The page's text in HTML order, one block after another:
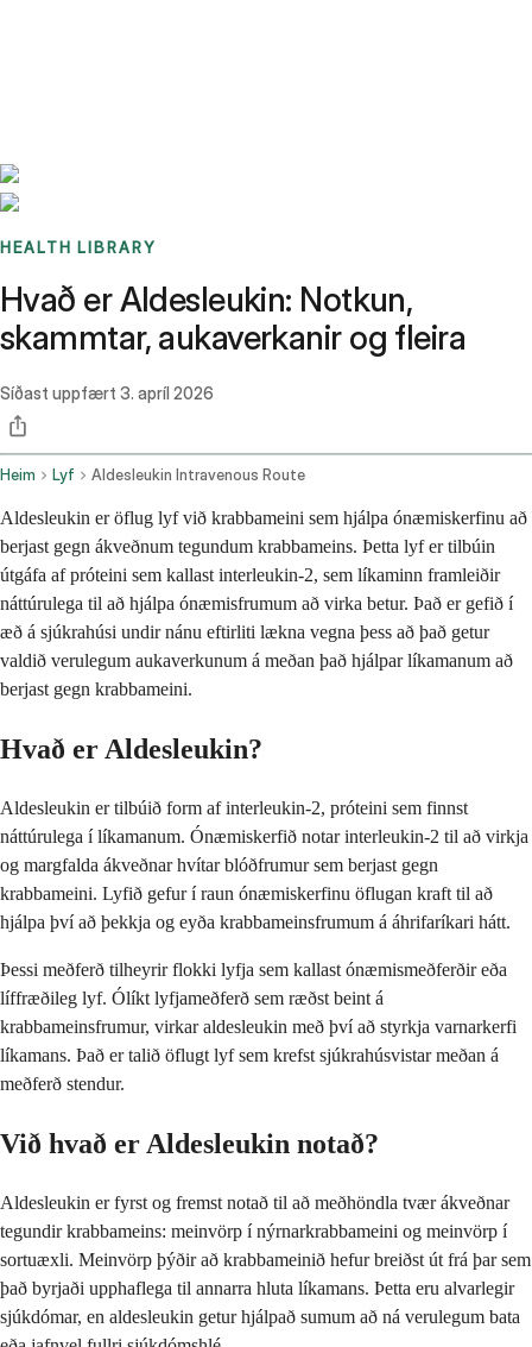
HEALTH LIBRARY
Hvað er Aldesleukin: Notkun,
skammtar, aukaverkanir og fleira
Síðast uppfært 3. apríl 2026
Heim Lyf Aldesleukin Intravenous Route
Aldesleukin er öflug lyf við krabbameini sem hjálpa ónæmiskerfinu að
berjast gegn ákveðnum tegundum krabbameins. Þetta lyf er tilbúin
útgáfa af próteini sem kallast interleukin-2, sem líkaminn framleiðir
náttúrulega til að hjálpa ónæmisfrumum að virka betur. Það er gefið í
æð á sjúkrahúsi undir nánu eftirliti lækna vegna þess að það getur
valdið verulegum aukaverkunum á meðan það hjálpar líkamanum að
berjast gegn krabbameini.
Hvað er Aldesleukin?
Aldesleukin er tilbúið form af interleukin-2, próteini sem finnst
náttúrulega í líkamanum. Ónæmiskerfið notar interleukin-2 til að virkja
og margfalda ákveðnar hvítar blóðfrumur sem berjast gegn
krabbameini. Lyfið gefur í raun ónæmiskerfinu öflugan kraft til að
hjálpa því að þekkja og eyða krabbameinsfrumum á áhrifaríkari hátt.
Þessi meðferð tilheyrir flokki lyfja sem kallast ónæmismeðferðir eða
líffræðileg lyf. Ólíkt lyfjameðferð sem ræðst beint á
krabbameinsfrumur, virkar aldesleukin með því að styrkja varnarkerfi
líkamans. Það er talið öflugt lyf sem krefst sjúkrahúsvistar meðan á
meðferð stendur.
Við hvað er Aldesleukin notað?
Aldesleukin er fyrst og fremst notað til að meðhöndla tvær ákveðnar
tegundir krabbameins: meinvörp í nýrnarkrabbameini og meinvörp í
sortuæxli. Meinvörp þýðir að krabbameinið hefur breiðst út frá þar sem
það byrjaði upphaflega til annarra hluta líkamans. Þetta eru alvarlegir
sjúkdómar, en aldesleukin getur hjálpað sumum að ná verulegum bata